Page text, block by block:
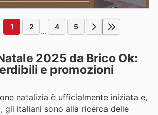
1 2 ... 4 5
2025 da Brico Ok:
e promozioni
natalizia è ufficialmente iniziata e,
gli italiani sono alla ricerca delle